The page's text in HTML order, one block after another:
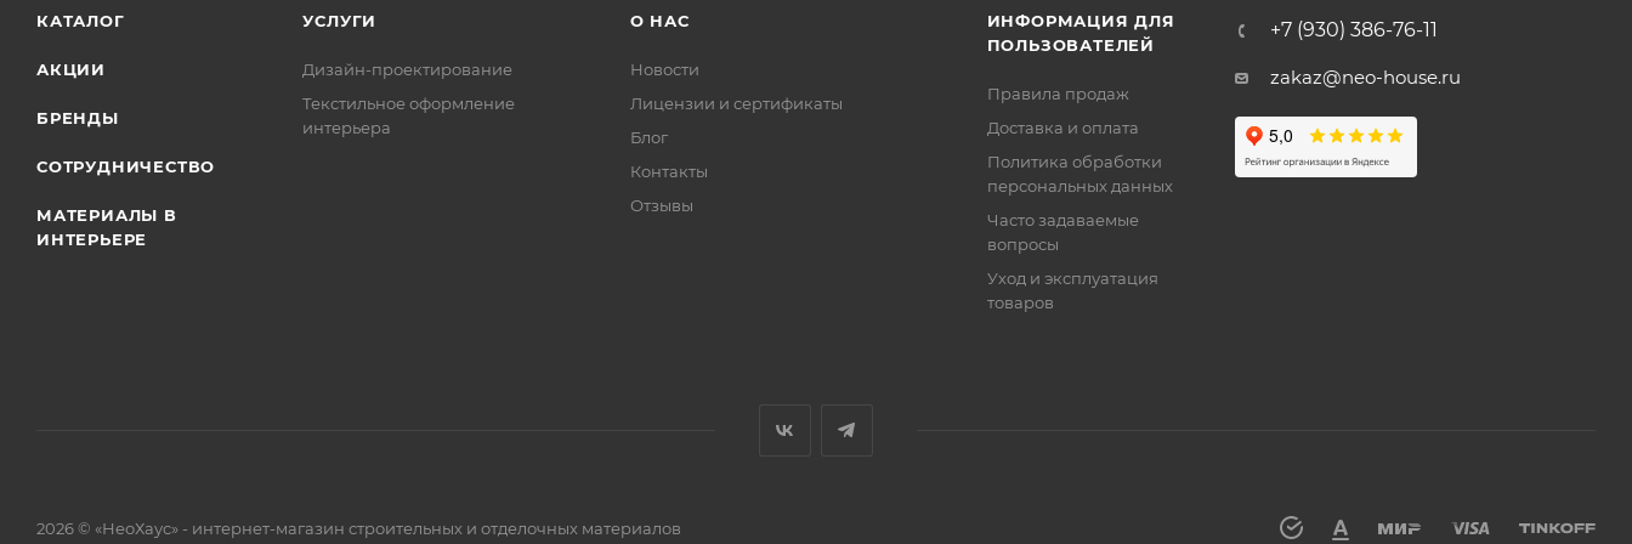
КАТАЛОГ
АКЦИИ
БРЕНДЫ
СОТРУДНИЧЕСТВО
МАТЕРИАЛЫ В
ИНТЕРЬЕРЕ
УСЛУГИ
Дизайн-проектирование
Текстильное оформление
интерьера
О НАС
Новости
Лицензии и сертификаты
Блог
Контакты
Отзывы
ИНФОРМАЦИЯ ДЛЯ
ПОЛЬЗОВАТЕЛЕЙ
Правила продаж
Доставка и оплата
Политика обработки
персональных данных
Часто задаваемые
вопросы
Уход и эксплуатация
товаров
+7 (930) 386-76-11
zakaz@neo-house.ru
2026 © «НеоХаус» - интернет-магазин строительных и отделочных материалов